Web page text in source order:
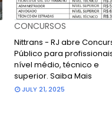
CONCURSOS
Nittrans - RJ abre
Público para
nível médio, técnico e
superior. Saiba Mais
JULY 21, 2025